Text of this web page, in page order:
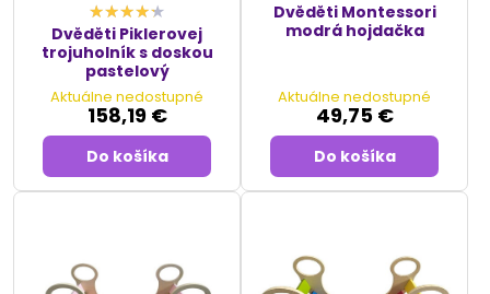
Dvěděti Piklerovej
trojuholník s doskou
pastelový
Aktuálne nedostupné
158,19 €
Do košíka
Dvěděti Montessori
modrá hojdačka
Aktuálne nedostupné
49,75 €
Do košíka